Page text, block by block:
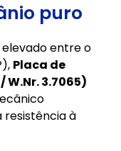
puro
entre o
Placa de
W.Nr. 3.7065)
resistência à